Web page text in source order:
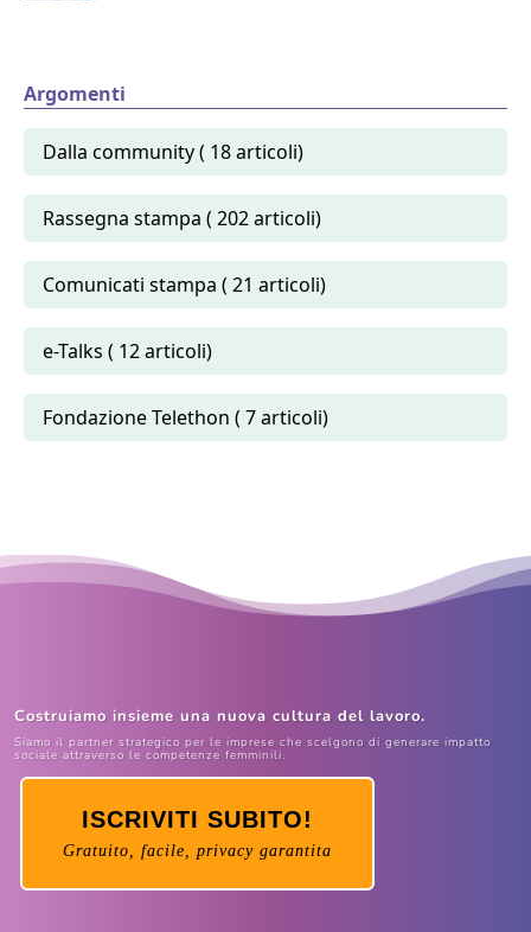
Argomenti
Dalla community ( 18 articoli)
Rassegna stampa ( 202 articoli)
Comunicati stampa ( 21 articoli)
e-Talks ( 12 articoli)
Fondazione Telethon ( 7 articoli)
Costruiamo insieme una nuova cultura del lavoro.
Siamo il partner strategico per le imprese che scelgono di generare impatto
sociale attraverso le competenze femminili.
ISCRIVITI SUBITO!
Gratuito, facile, privacy garantita